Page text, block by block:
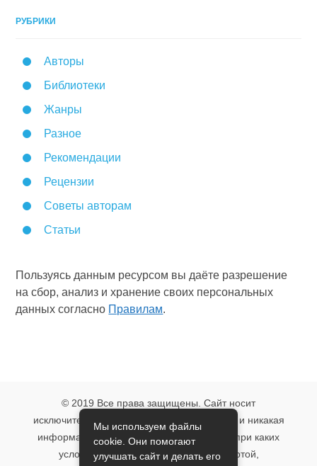
РУБРИКИ
Авторы
Библиотеки
Жанры
Разное
Рекомендации
Рецензии
Советы авторам
Статьи
Пользуясь данным ресурсом вы даёте разрешение
на сбор, анализ и хранение своих персональных
данных согласно Правилам.
© 2019 Все права защищены. Сайт носит
исключительно информационный характер и никакая
информация, опубликованная на нём, ни при каких
условиях не является публичной офертой,
Мы используем файлы
cookie. Они помогают
улучшать сайт и делать его